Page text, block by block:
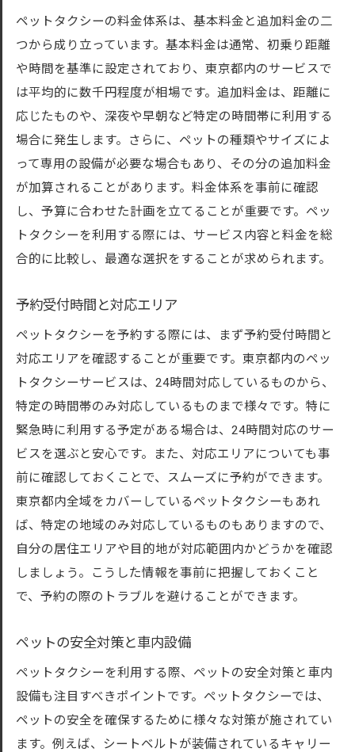
ペットタクシーの料金体系は、基本料金と追加料金の二
つから成り立っています。基本料金は通常、初乗り距離
や時間を基準に設定されており、東京都内のサービスで
は平均的に数千円程度が相場です。追加料金は、距離に
応じたものや、深夜や早朝など特定の時間帯に利用する
場合に発生します。さらに、ペットの種類やサイズによ
って専用の設備が必要な場合もあり、その分の追加料金
が加算されることがあります。料金体系を事前に確認
し、予算に合わせた計画を立てることが重要です。ペッ
トタクシーを利用する際には、サービス内容と料金を総
合的に比較し、最適な選択をすることが求められます。
予約受付時間と対応エリア
ペットタクシーを予約する際には、まず予約受付時間と
対応エリアを確認することが重要です。東京都内のペッ
トタクシーサービスは、24時間対応しているものから、
特定の時間帯のみ対応しているものまで様々です。特に
緊急時に利用する予定がある場合は、24時間対応のサー
ビスを選ぶと安心です。また、対応エリアについても事
前に確認しておくことで、スムーズに予約ができます。
東京都内全域をカバーしているペットタクシーもあれ
ば、特定の地域のみ対応しているものもありますので、
自分の居住エリアや目的地が対応範囲内かどうかを確認
しましょう。こうした情報を事前に把握しておくこと
で、予約の際のトラブルを避けることができます。
ペットの安全対策と車内設備
ペットタクシーを利用する際、ペットの安全対策と車内
設備も注目すべきポイントです。ペットタクシーでは、
ペットの安全を確保するために様々な対策が施されてい
ます。例えば、シートベルトが装備されているキャリー